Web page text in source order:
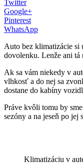
Twitter
Google+
Pinterest
WhatsApp
Auto bez klimatizácie si
dovolenku. Lenže ani tá
Ak sa vám niekedy v
vlhkosť a do nej sa
dostane do kabíny
Práve kvôli tomu by
sezóny a na jeseň po jej
Klimatizáciu v